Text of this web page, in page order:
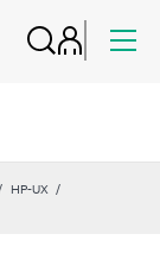
HP-UX